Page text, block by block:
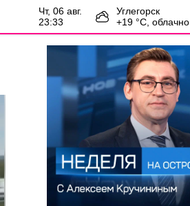
чт, 06 авг.
23:33
Углегорск
+19 °С, облачно